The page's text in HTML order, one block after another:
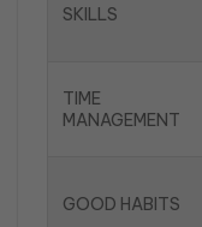
SKILLS
TIME
MANAGEMENT
GOOD HABITS